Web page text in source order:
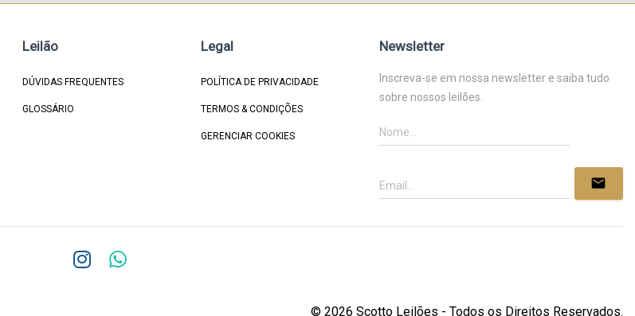
Leilão
DÚVIDAS FREQUENTES
GLOSSÁRIO
Legal
POLÍTICA DE PRIVACIDADE
TERMOS & CONDIÇÕES
GERENCIAR COOKIES
Newsletter
Inscreva-se em nossa newsletter e saiba tudo
sobre nossos leilões.
mail
© 2026 Scotto Leilões - Todos os Direitos Reservados.